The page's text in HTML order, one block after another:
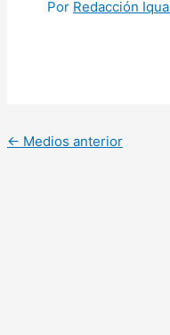
Por Redacción Iqua
← Medios anterior